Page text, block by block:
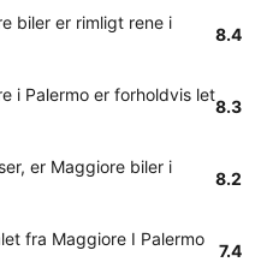
biler er rimligt rene i
8.4
i Palermo er forholdvis let
8.3
er Maggiore biler i
8.2
fra Maggiore I Palermo
7.4